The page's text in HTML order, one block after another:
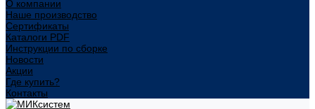
О компании
Наше производство
Сертификаты
Каталоги PDF
Инструкции по сборке
Новости
Акции
Где купить?
Контакты